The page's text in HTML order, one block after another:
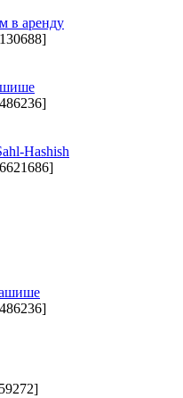
в аренду
Hashish